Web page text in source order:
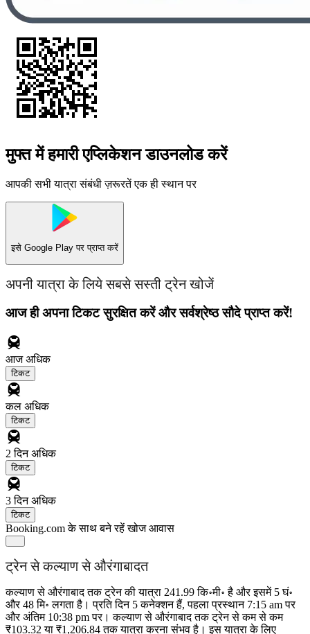
मुफ्त में हमारी एप्लिकेशन डाउनलोड करें
आपकी सभी यात्रा संबंधी ज़रूरतें एक ही स्थान पर
इसे Google Play पर प्राप्त करें
अपनी यात्रा के लिये सबसे सस्ती ट्रेन खोजें
आज ही अपना टिकट सुरक्षित करें और सर्वश्रेष्ठ सौदे प्राप्त करें!
आजअधिक
टिकट
कल अधिक
टिकट
2 दिनअधिक
टिकट
3 दिनअधिक
टिकट
Booking.com के साथ बने रहें खोज आवास
ट्रेन से कल्याण से औरंगाबादत
कल्याण से औरंगाबाद तक ट्रेन की यात्रा 241.99 कि॰मी॰ है और इसमें 5 घं॰
और 48 मि॰ लगता है। प्रति दिन 5 कनेक्शन हैं, पहला प्रस्थान 7:15 am पर
और अंतिम 10:38 pm पर। कल्याण से औरंगाबाद तक ट्रेन से कम से कम
₹103.32 या ₹1,206.84 तक यात्रा करना संभव है। इस यात्रा के लिए